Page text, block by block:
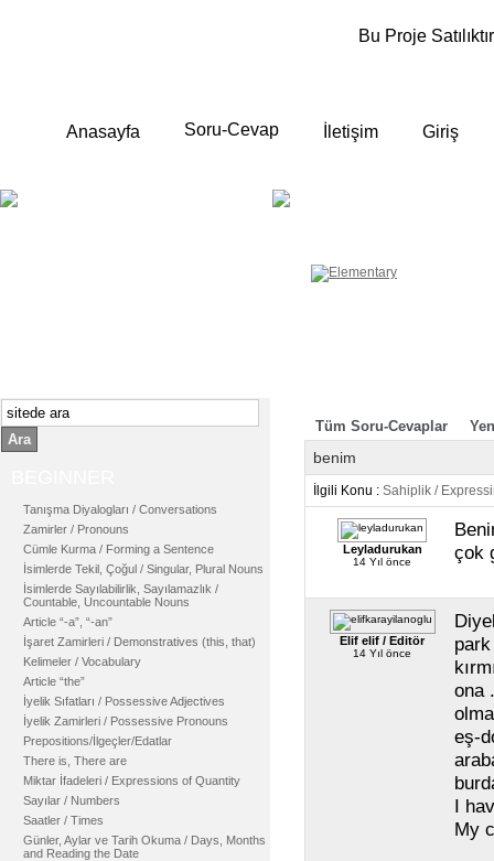
Bu Proje
Anasayfa Soru-Cevap İletişim Giriş
Ara
Tanışma Diyalogları / Conversations
Zamirler / Pronouns
Cümle Kurma / Forming a Sentence
İsimlerde Tekil, Çoğul / Singular, Plural Nouns
İsimlerde Sayılabilirlik, Sayılamazlık /
Countable, Uncountable Nouns
Article “-a”, “-an”
İşaret Zamirleri / Demonstratives (this, that)
Kelimeler / Vocabulary
Article “the”
İyelik Sıfatları / Possessive Adjectives
İyelik Zamirleri / Possessive Pronouns
Prepositions/İlgeçler/Edatlar
There is, There are
Miktar İfadeleri / Expressions of Quantity
Sayılar / Numbers
Saatler / Times
Günler, Aylar ve Tarih Okuma / Days, Months
and Reading the Date
Tüm Soru-Cevaplar
benim
İlgili Konu : Sahiplik /
Leyladurukan
14 Yıl önce
çok
Elif elif / Editör
14 Yıl önce
ona
eş-
I
My